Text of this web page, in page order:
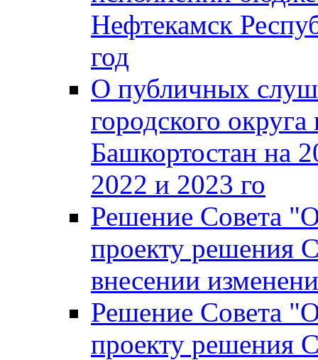
Нефтекамск
год
О публичных
городского
Башкортостан на
2022 и 2023 го
Решение Совета
проекту решения
внесении
Решение Совета
проекту решения